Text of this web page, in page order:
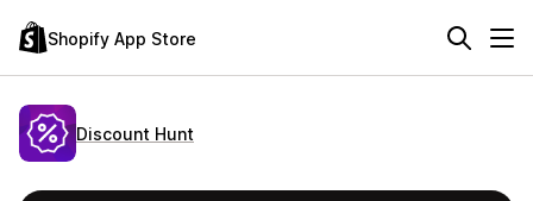
Shopify App Store
Discount Hunt